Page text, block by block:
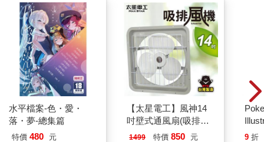
水平檔案-色・愛・
落・夢-總集篇
特價 480 元
【太星電工】風神14
吋壁式通風扇(吸排風
機)
1499 特價 850 元 9 折